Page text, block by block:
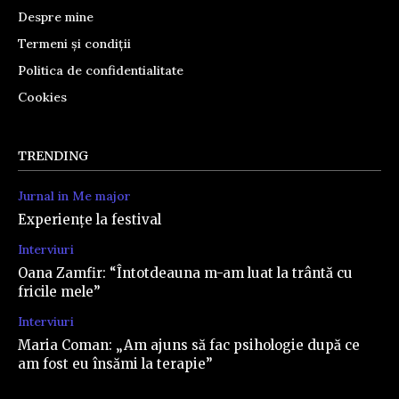
Despre mine
Termeni și condiții
Politica de confidentialitate
Cookies
TRENDING
Jurnal in Me major
Experiențe la festival
Interviuri
Oana Zamfir: “Întotdeauna m-am luat la trântă cu
fricile mele”
Interviuri
Maria Coman: „Am ajuns să fac psihologie după ce
am fost eu însămi la terapie”